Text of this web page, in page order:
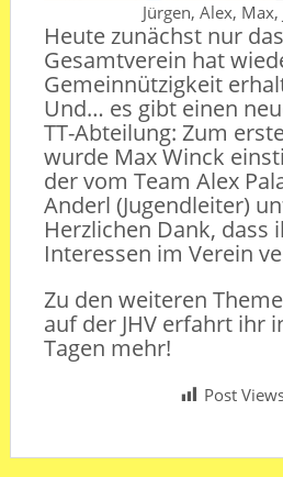
Jürgen, Alex, Max,
Heute zunächst nur
Gesamtverein hat
Gemeinnützigkeit
Und… es gibt einen
TT-Abteilung: Zum
wurde Max Winck
der vom Team Alex
Anderl (Jugendleiter)
Herzlichen Dank, dass
Interessen im Verein
Zu den weiteren
auf der JHV erfahrt ihr
Tagen mehr!
Post